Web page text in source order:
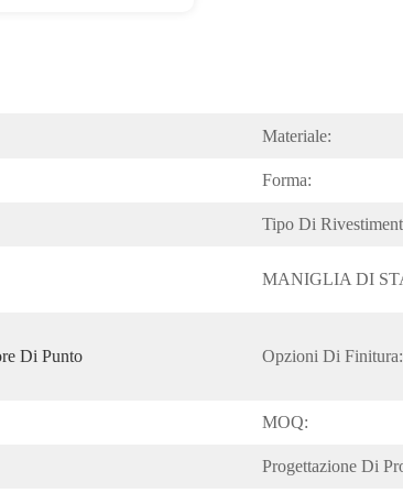
Materiale:
Forma:
Tipo Di
MANIGLIA DI
Di Punto Opzioni Di Finitura:
MOQ:
Progettazione Di